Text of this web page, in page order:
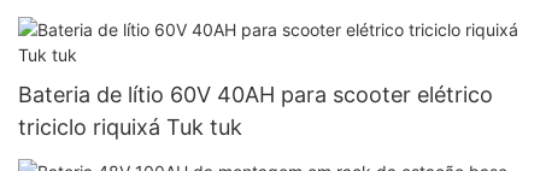
Bateria de lítio 60V 40AH para scooter elétrico
triciclo riquixá Tuk tuk